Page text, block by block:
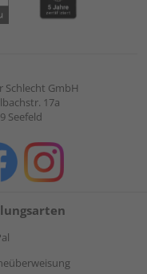
Schlecht GmbH
17a
Seefeld